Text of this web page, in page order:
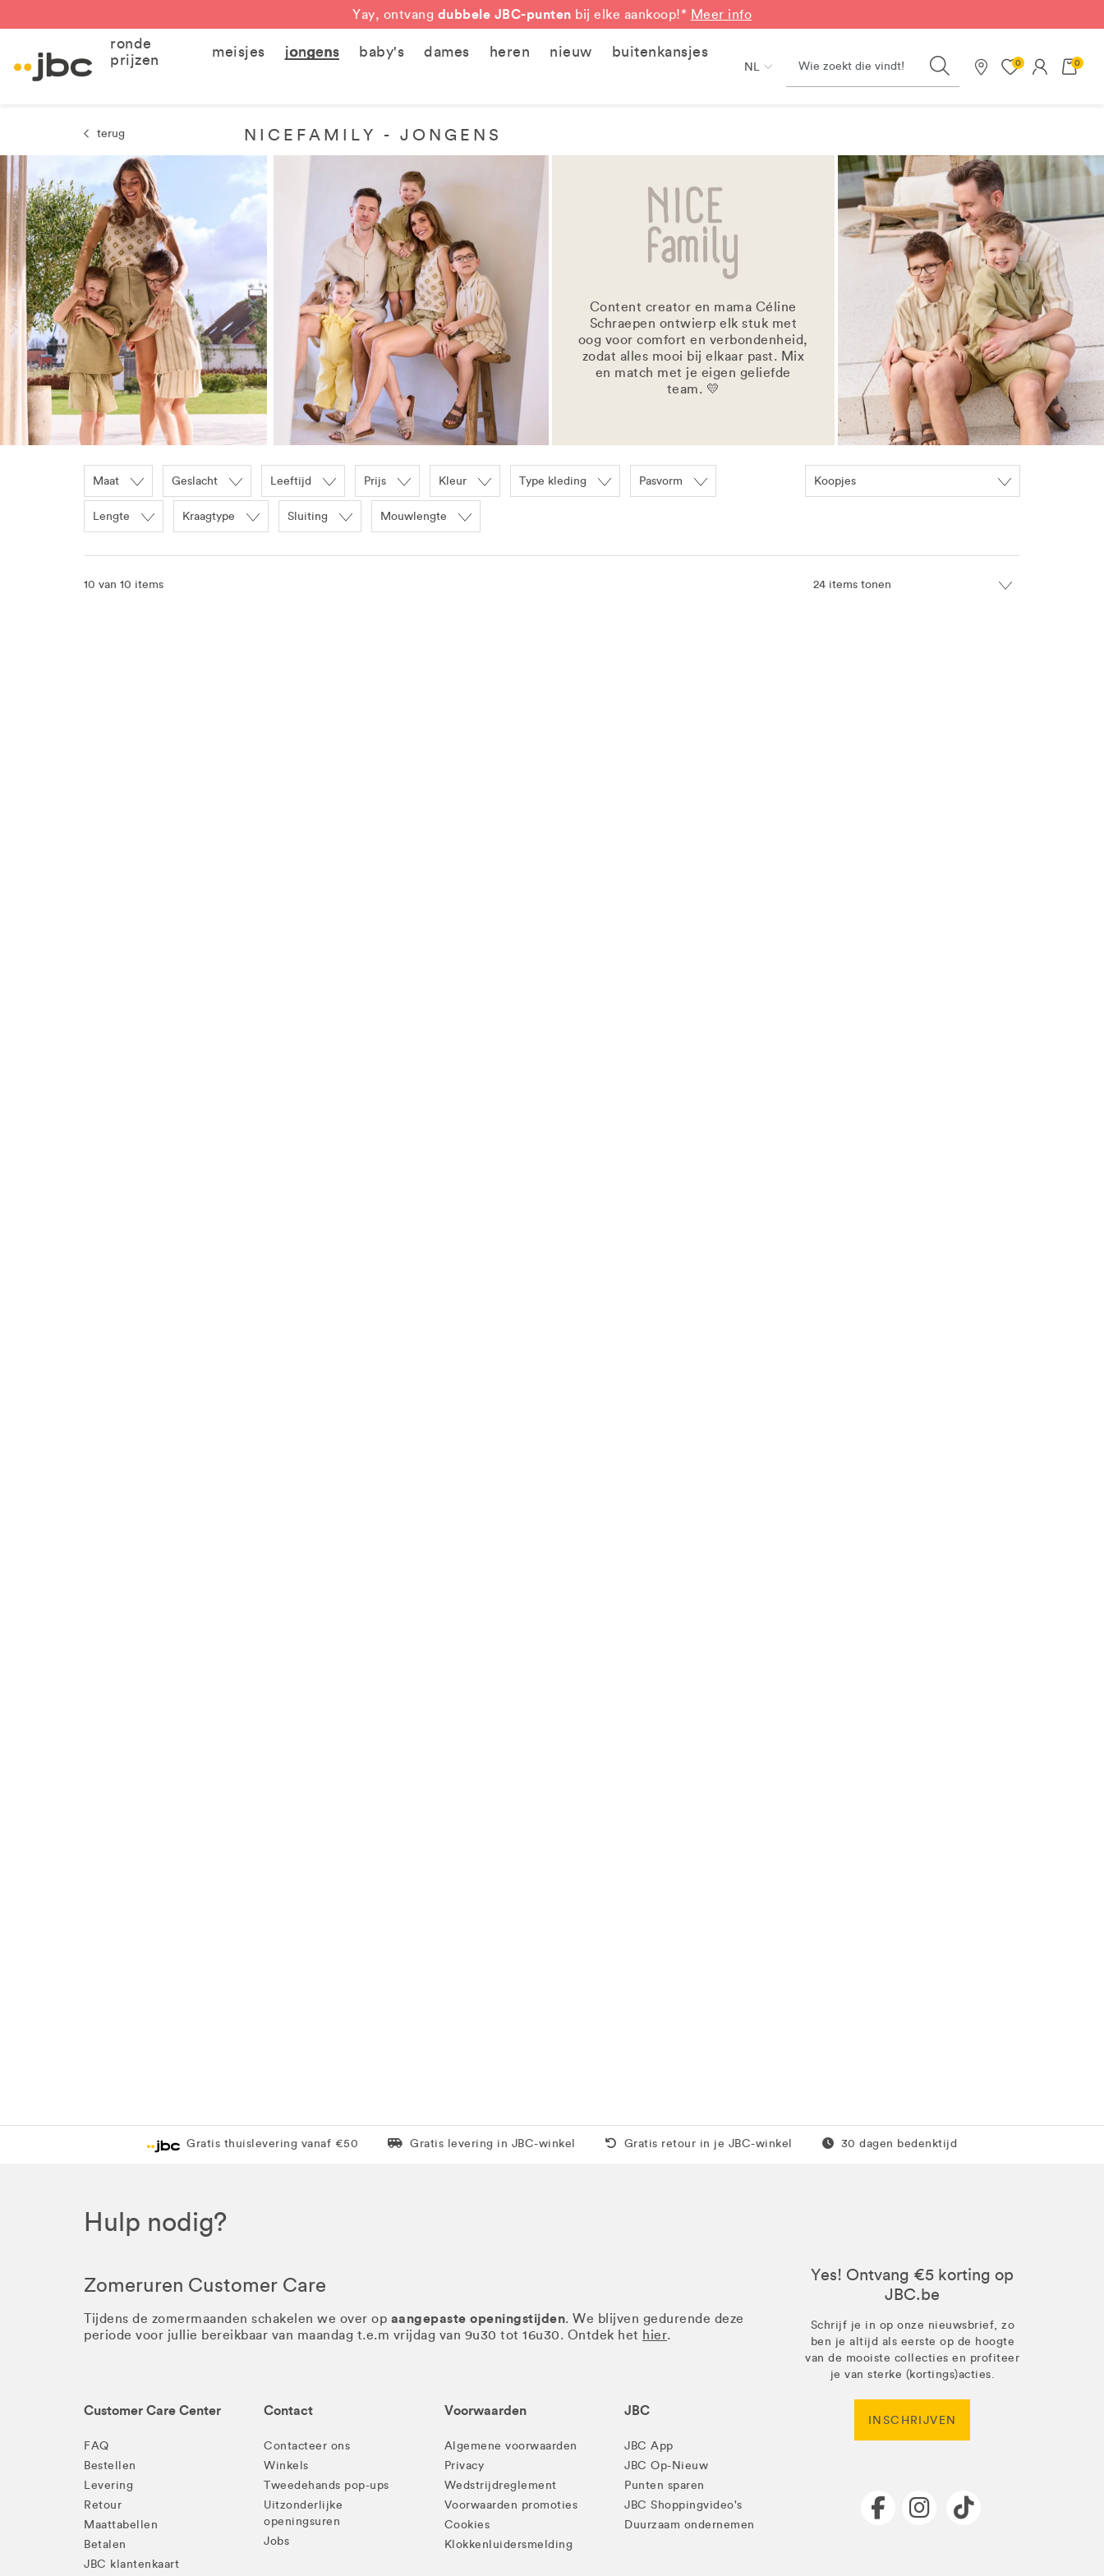
Yay, ontvang dubbele JBC-punten bij elke aankoop!* Meer info
ronde
prijzen
meisjes jongens baby's dames heren nieuw buitenkansjes
NL Search
Onze winkels
0 0
terug NICEFAMILY - JONGENS
Content creator en mama Céline
Schraepen ontwierp elk stuk met
oog voor comfort en verbondenheid,
zodat alles mooi bij elkaar past. Mix
en match met je eigen geliefde
team. 💛
Maat Geslacht Leeftijd Prijs Kleur Type kleding Pasvorm
Lengte Kraagtype Sluiting Mouwlengte
10 van 10 items
Gratis thuislevering vanaf €50 Levering in 1 pakket
Gratis levering in JBC-winkel Gratis thuis vanaf 50 euro
Gratis retour in je JBC-winkel Gratis retour
30 dagen bedenktijd
Hulp nodig?
Zomeruren Customer Care
Tijdens de zomermaanden schakelen we over op aangepaste openingstijden. We blijven gedurende deze
periode voor jullie bereikbaar van maandag t.e.m vrijdag van 9u30 tot 16u30. Ontdek het hier.
Customer Care Center
FAQ
Bestellen
Levering
Retour
Maattabellen
Betalen
JBC klantenkaart
Contact
Contacteer ons
Winkels
Tweedehands pop-ups
Uitzonderlijke
openingsuren
Jobs
Voorwaarden
Algemene voorwaarden
Privacy
Wedstrijdreglement
Voorwaarden promoties
Cookies
Klokkenluidersmelding
JBC
JBC App
JBC Op-Nieuw
Punten sparen
JBC Shoppingvideo's
Duurzaam ondernemen
Yes! Ontvang €5 korting op
JBC.be
Schrijf je in op onze nieuwsbrief, zo
ben je altijd als eerste op de hoogte
van de mooiste collecties en profiteer
je van sterke (kortings)acties.
INSCHRIJVEN